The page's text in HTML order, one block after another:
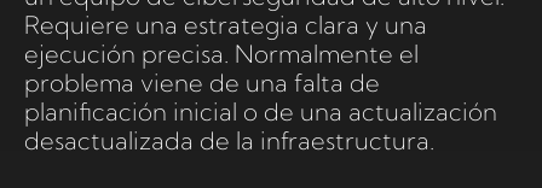
Requiere una estrategia clara y una
ejecución precisa. Normalmente el
problema viene de una falta de
planificación inicial o de una actualización
desactualizada de la infraestructura.